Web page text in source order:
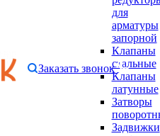
для
арматуры
запорной
Клапаны
стальные
Клапаны
латунные
Затворы
Задвижки
Заказать звонок